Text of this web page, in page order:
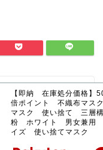
【即納 在庫処分価格
倍ポイント 不織布マ
マスク 使い捨て 三層
粉 ホワイト 男女兼用
イズ 使い捨てマスク